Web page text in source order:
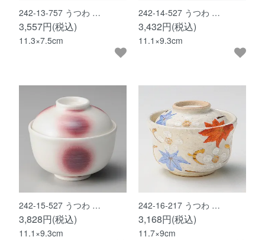
242-13-757 うつわ …
3,557円(税込)
11.3×7.5cm
242-14-527 うつわ …
3,432円(税込)
11.1×9.3cm
242-15-527 うつわ …
3,828円(税込)
11.1×9.3cm
242-16-217 うつわ …
3,168円(税込)
11.7×9cm